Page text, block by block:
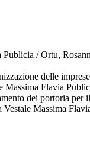
/ Ortu,
delle
Flavia
dei portoria
Massima